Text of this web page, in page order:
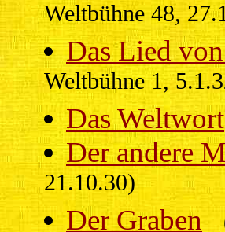
Weltbühne 48,
Das Lied
Weltbühne 1,
Das Weltwort
Der andere
21.10.30)
Der Graben